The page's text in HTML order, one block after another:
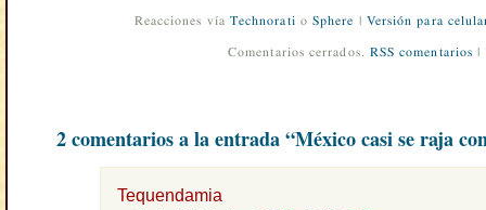
Reacciones vía Technorati o Sphere Versión para
Comentarios cerrados. RSS comentarios |
2 comentarios a la entrada “México casi se raja
Tequendamia